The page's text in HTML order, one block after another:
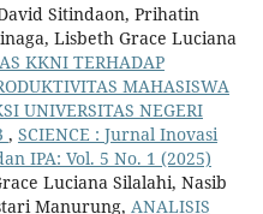
Sitindaon, Prihatin
Lisbeth Grace Luciana
KKNI TERHADAP
MAHASISWA
UNIVERSITAS NEGERI
, SCIENCE : Jurnal Inovasi
IPA: Vol. 5 No. 1 (2025)
Luciana Silalahi, Nasib
Manurung, ANALISIS